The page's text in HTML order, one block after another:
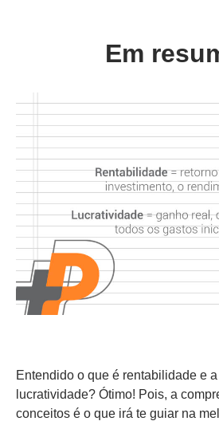
Em
Entendido o que é rentabilidade e
lucratividade? Ótimo! Pois, a
conceitos é o que irá te guiar na